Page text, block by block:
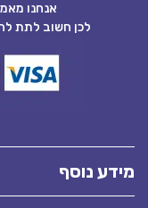
אנחנו
לכן חשוב לתת
מידע נוסף